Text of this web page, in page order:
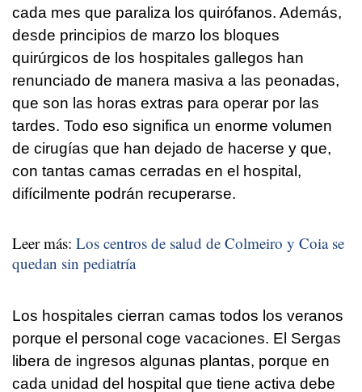
cada mes que paraliza los quirófanos. Además,
desde principios de marzo los bloques
quirúrgicos de los hospitales gallegos han
renunciado de manera masiva a las peonadas,
que son las horas extras para operar por las
tardes. Todo eso significa un enorme volumen
de cirugías que han dejado de hacerse y que,
con tantas camas cerradas en el hospital,
difícilmente podrán recuperarse.
Leer más: Los centros de salud de Colmeiro y Coia se
quedan sin pediatría
Los hospitales cierran camas todos los veranos
porque el personal coge vacaciones. El Sergas
libera de ingresos algunas plantas, porque en
cada unidad del hospital que tiene activa debe